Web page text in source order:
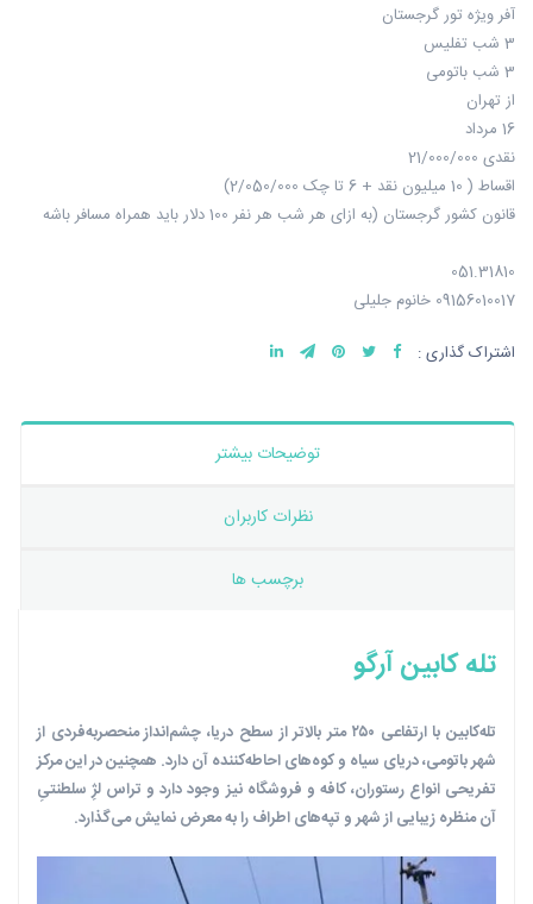
آفر ویژه تور گرجستان
3 شب تفلیس
3 شب باتومی
از تهران
16 مرداد
نقدی 21/000/000
اقساط ( 10 میلیون نقد + 6 تا چک 2/050/000)
قانون کشور گرجستان (به ازای هر شب هر نفر 100 دلار باید همراه مسافر باشه
051.31810
09156010017 خانوم جلیلی
اشتراک گذاری :
توضیحات بیشتر
نظرات کاربران
برچسب ها
تله کابین آرگو
تله‌کابین با ارتفاعی ۲۵۰ متر بالاتر از سطح دریا، چشم‌انداز منحصربه‌فردی از
شهر باتومی، دریای سیاه و کوه‌های احاطه‌کننده‌ آن دارد. همچنین در این مرکز
تفریحی انواع رستوران‌، کافه‌ و فروشگاه‌ نیز وجود دارد و تراس لژِ سلطنتیِ
آن منظره‌ زیبایی از شهر و تپه‌های اطراف را به معرض نمایش می‌گذارد.